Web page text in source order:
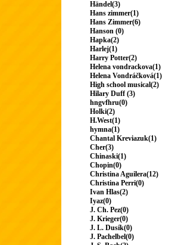
Händel(3)
Hans zimmer(1)
Hans Zimmer(6)
Hanson (0)
Hapka(2)
Harlej(1)
Harry Potter(2)
Helena vondrackova(1)
Helena Vondráčková(1)
High school musical(2)
Hilary Duff (3)
hngvfhru(0)
Holki(2)
H.West(1)
hymna(1)
Chantal Kreviazuk(1)
Cher(3)
Chinaski(1)
Chopin(0)
Christina Aguilera(12)
Christina Perri(0)
Ivan Hlas(2)
Iyaz(0)
J. Ch. Pez(0)
J. Krieger(0)
J. L. Dusík(0)
J. Pachelbel(0)